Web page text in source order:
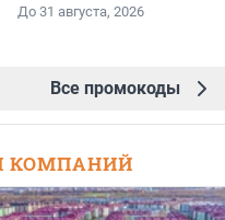
До 31 августа, 2026
Все промокоды
КОМПАНИЙ